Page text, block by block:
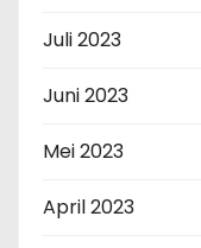
Juli 2023
Juni 2023
Mei 2023
April 2023